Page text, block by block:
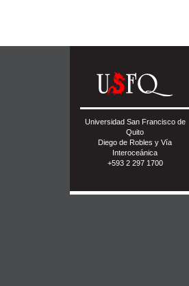
Universidad San Francisco de
Quito
Diego de Robles y Vía
Interoceánica
+593 2 297 1700